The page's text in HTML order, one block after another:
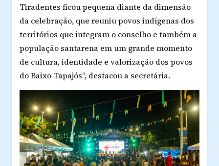
Tiradentes ficou pequena diante da dimensão
da celebração, que reuniu povos indígenas dos
territórios que integram o conselho e também a
população santarena em um grande momento
de cultura, identidade e valorização dos povos
do Baixo Tapajós”, destacou a secretária.